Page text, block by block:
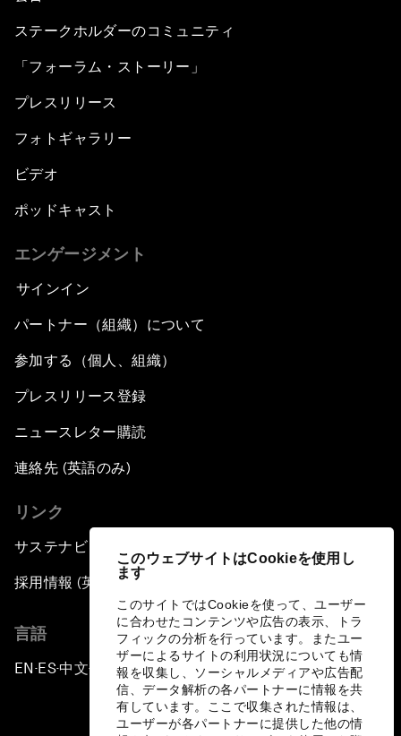
このウェブサイトはCookieを使用し
ます
このサイトではCookieを使って、ユーザー
に合わせたコンテンツや広告の表示、トラ
フィックの分析を行っています。またユー
ザーによるサイトの利用状況についても情
報を収集し、ソーシャルメディアや広告配
信、データ解析の各パートナーに情報を共
有しています。ここで収集された情報は、
ユーザーが各パートナーに提供した他の情
ステークホルダーのコミュニティ
「フォーラム・ストーリー」
プレスリリース
フォトギャラリー
ビデオ
ポッドキャスト
エンゲージメント
サインイン
パートナー（組織）について
参加する（個人、組織）
プレスリリース登録
ニュースレター購読
連絡先 (英語のみ)
リンク
サステナビリティへの取り組み
採用情報 (英語のみ)
言語
EN ▪ES▪中文▪ 日本語